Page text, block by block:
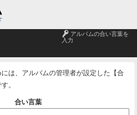
🔑 アルバムの合い言葉を
入力
は、アルバムの管理者が設定した【合
。
合い言葉